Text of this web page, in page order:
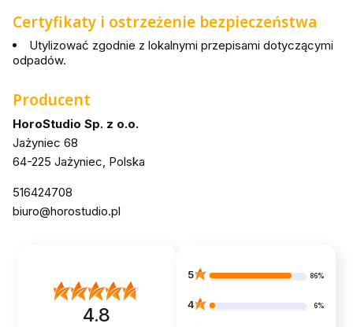
Certyfikaty i ostrzeżenie bezpieczeństwa
Utylizować zgodnie z lokalnymi przepisami dotyczącymi
odpadów.
Producent
HoroStudio Sp. z o.o.
Jażyniec 68
64-225 Jażyniec, Polska
516424708
biuro@horostudio.pl
4.8
5 86%
4 6%